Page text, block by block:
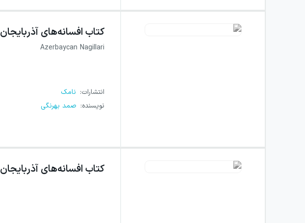
کتاب افسانه‌های آذربایجان
Azerbaycan Nagillari
انتشارات: نامک
نویسنده: صمد بهرنگی
کتاب افسانه‌های آذربایجان